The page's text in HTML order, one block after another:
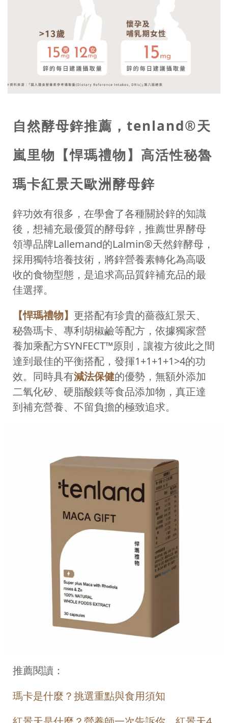
自然酵母鋅推薦，tenland®天
嵐里物【悍瑪禮物】高活性秘魯
瑪卡紅景天歐洲酵母鋅
鋅功效有很多，在學會了各種關於鋅的知識
後，想補充最優質的酵母鋅，推薦世界酵母
領導品牌Lallemand的Lalmin®天然鋅酵母，
採用獨特培養技術，將鋅營養素轉化為高吸
收的食物型態，是追求高品質鋅補充品的最
佳選擇。
【悍瑪禮物】 更搭配有珍貴的薔薇紅景天、
秘魯瑪卡、專利胡椒鹼等配方，依據獨家營
養加乘配方SYNFECT™原則，讓複方彼此之間
達到最佳的平衡搭配，發揮1+1+1+1>4的功
效。同時具有減法保健的優勢，無額外添加
二氧化矽、硬脂酸鎂等食品添加物，真正達
到補充營養、不留負擔的極致追求。
推薦閱讀：
瑪卡是什麼？挑選重點與食用須知